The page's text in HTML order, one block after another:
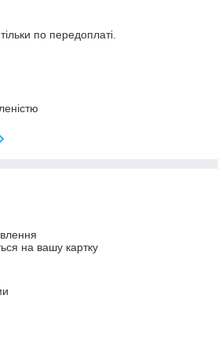
по передоплаті.
на вашу картку